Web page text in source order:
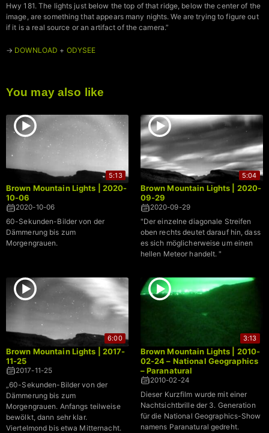
Hwy 181. The lights just below the top of that ridge, below the center of the
image, are something that appears many nights. We are trying to figure out
if it is a real source or an artifact of the camera.”
→ DOWNLOAD + ODYSEE
You may also like
5:13
Brown Mountain Lights | 2020-
10-06
2020-10-06
60-Sekunden-Bilder von der
Dämmerung bis zum
Morgengrauen.
5:04
Brown Mountain Lights | 2020-
09-29
2020-09-29
"Der einzelne diagonale Streifen
oben rechts deutet darauf hin, dass
es sich möglicherweise um einen
hellen Meteor handelt. "
6:00
Brown Mountain Lights | 2017-
11-25
2017-11-25
„60-Sekunden-Bilder von der
Dämmerung bis zum
Morgengrauen. Anfangs teilweise
bewölkt, dann sehr klar.
Viertelmond bis etwa Mitternacht.
3:13
Brown Mountain Lights | 2010-
02-24 – National Geographics
– Paranatural
2010-02-24
Dieser Kurzfilm wurde mit einer
Nachtsichtbrille der 3. Generation
für die National Geographics-Show
namens Paranatural gedreht.